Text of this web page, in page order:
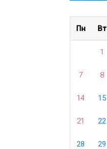
Пн Вт
1
7 8
14 15
21 22
28 29